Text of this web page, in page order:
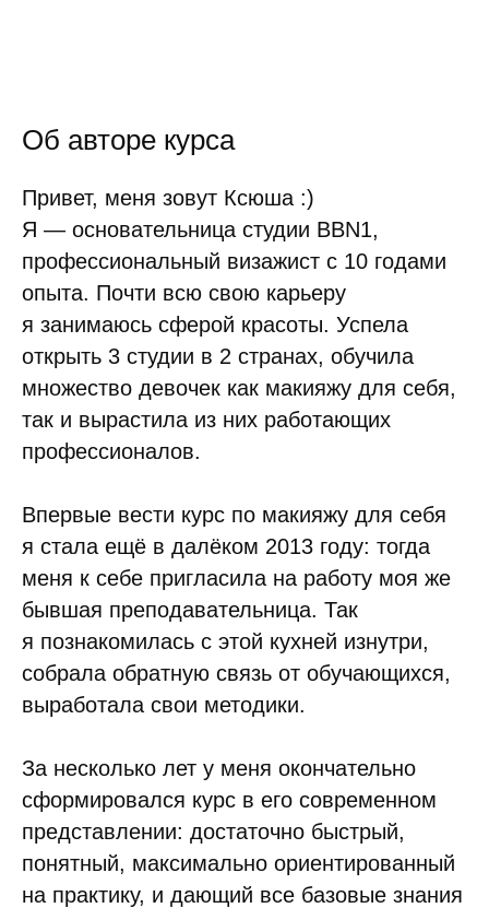
Об авторе курса
Привет, меня зовут Ксюша :)
Я — основательница студии BBN1,
профессиональный визажист с 10 годами
опыта. Почти всю свою карьеру
я занимаюсь сферой красоты. Успела
открыть 3 студии в 2 странах, обучила
множество девочек как макияжу для себя,
так и вырастила из них работающих
профессионалов.
Впервые вести курс по макияжу для себя
я стала ещё в далёком 2013 году: тогда
меня к себе пригласила на работу моя же
бывшая преподавательница. Так
я познакомилась с этой кухней изнутри,
собрала обратную связь от обучающихся,
выработала свои методики.
За несколько лет у меня окончательно
сформировался курс в его современном
представлении: достаточно быстрый,
понятный, максимально ориентированный
на практику, и дающий все базовые знания